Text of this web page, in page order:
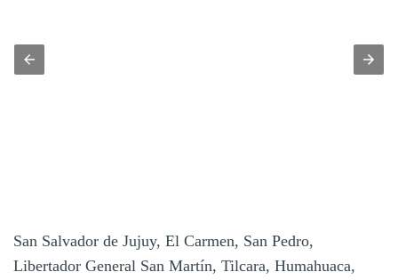
San Salvador de Jujuy, El Carmen, San Pedro,
Libertador General San Martín, Tilcara, Humahuaca,